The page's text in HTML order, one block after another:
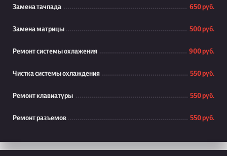
Замена тачпада 650 руб.
Замена матрицы 500 руб.
Ремонт системы охлажения 900 руб.
Чистка системы охлаждения 550 руб.
Ремонт клавиатуры 550 руб.
Ремонт разъемов 550 руб.